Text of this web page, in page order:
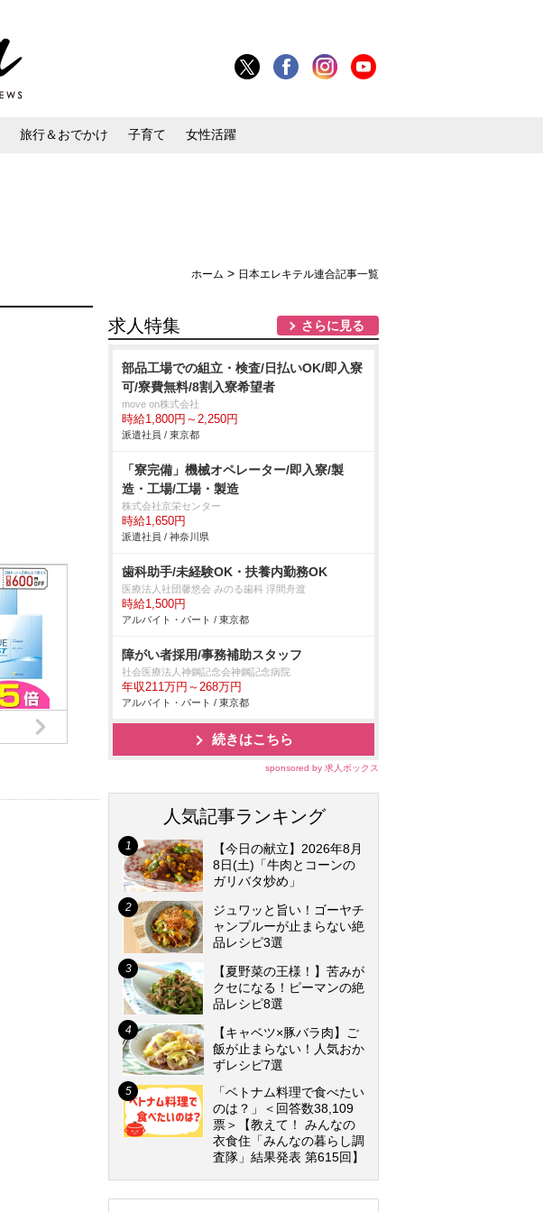
旅行＆おでかけ 子育て 女性活躍
ホーム > 日本エレキテル連合記事一覧
求人特集 さらに見る
部品工場での組立・検査/日払いOK/即入寮
可/寮費無料/8割入寮希望者
move on株式会社
時給1,800円～2,250円
派遣社員 / 東京都
「寮完備」機械オペレーター/即入寮/製
造・工場/工場・製造
株式会社京栄センター
時給1,650円
派遣社員 / 神奈川県
歯科助手/未経験OK・扶養内勤務OK
医療法人社団馨悠会 みのる歯科 浮間舟渡
時給1,500円
アルバイト・パート / 東京都
障がい者採用/事務補助スタッフ
社会医療法人神鋼記念会神鋼記念病院
年収211万円～268万円
アルバイト・パート / 東京都
続きはこちら
sponsored by 求人ボックス
人気記事ランキング
【今日の献立】2026年8月
8日(土)「牛肉とコーンの
ガリバタ炒め」
ジュワッと旨い！ゴーヤチ
ャンプルーが止まらない絶
品レシピ3選
【夏野菜の王様！】苦みが
クセになる！ピーマンの絶
品レシピ8選
【キャベツ×豚バラ肉】ご
飯が止まらない！人気おか
ずレシピ7選
「ベトナム料理で食べたい
のは？」＜回答数38,109
票＞【教えて！ みんなの
衣食住「みんなの暮らし調
査隊」結果発表 第615回】